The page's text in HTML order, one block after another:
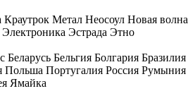
Краутрок Метал Неосоул Новая волна
Электроника Эстрада Этно
Беларусь Бельгия Болгария Бразилия
Польша Португалия Россия Румыния
Ямайка